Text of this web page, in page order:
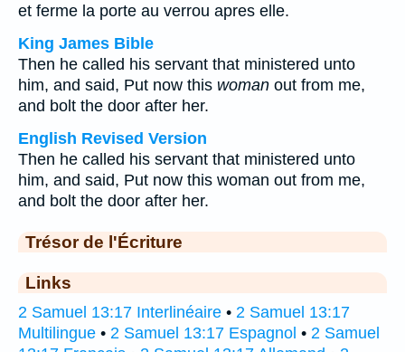
et ferme la porte au verrou apres elle.
King James Bible
Then he called his servant that ministered unto
him, and said, Put now this woman out from me,
and bolt the door after her.
English Revised Version
Then he called his servant that ministered unto
him, and said, Put now this woman out from me,
and bolt the door after her.
Trésor de l'Écriture
Links
2 Samuel 13:17 Interlinéaire • 2 Samuel 13:17
Multilingue • 2 Samuel 13:17 Espagnol • 2 Samuel